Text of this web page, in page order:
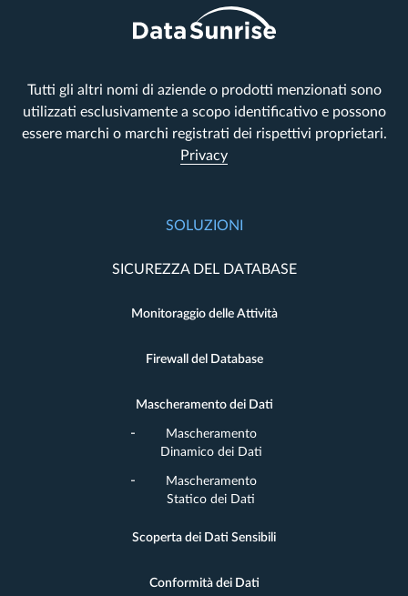
Tutti gli altri nomi di aziende o prodotti menzionati sono
utilizzati esclusivamente a scopo identificativo e possono
essere marchi o marchi registrati dei rispettivi proprietari.
Privacy
SOLUZIONI
SICUREZZA DEL DATABASE
Monitoraggio delle Attività
Firewall del Database
Mascheramento dei Dati
Mascheramento
Dinamico dei Dati
Mascheramento
Statico dei Dati
Scoperta dei Dati Sensibili
Conformità dei Dati